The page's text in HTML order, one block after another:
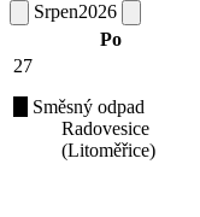
Srpen2026
Po
27
Směsný odpad
Radovesice
(Litoměřice)